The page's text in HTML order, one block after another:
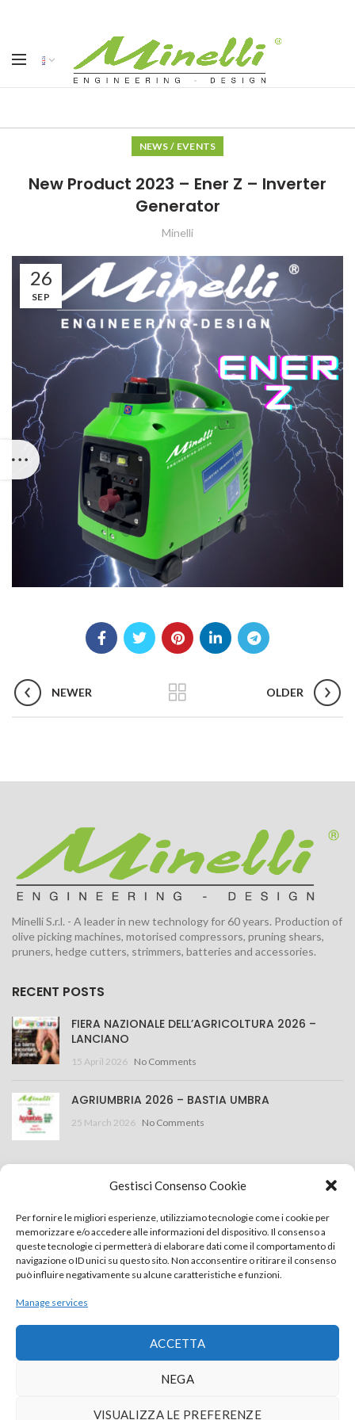
Gestisci Consenso Cookie
Per fornire le migliori esperienze, utilizziamo tecnologie come i cookie per
memorizzare e/o accedere alle informazioni del dispositivo. Il consenso a
queste tecnologie ci permetterà di elaborare dati come il comportamento di
navigazione o ID unici su questo sito. Non acconsentire o ritirare il consenso
può influire negativamente su alcune caratteristiche e funzioni.
Manage services
ACCETTA
NEGA
VISUALIZZA LE PREFERENZE
NEWS / EVENTS
New Product 2023 – Ener Z – Inverter
Generator
Minelli
26
SEP
NEWER OLDER
Minelli S.r.l. - A leader in new technology for 60 years. Production of
olive picking machines, motorised compressors, pruning shears,
pruners, hedge cutters, strimmers, batteries and accessories.
RECENT POSTS
FIERA NAZIONALE DELL’AGRICOLTURA 2026 –
LANCIANO
15 April 2026 No Comments
AGRIUMBRIA 2026 – BASTIA UMBRA
25 March 2026 No Comments
Via della Costituzione 43, 42015 Correggio (RE) Italy
+39 0522 637759
info@minelliweb.com